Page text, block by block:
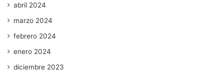
abril 2024
marzo 2024
febrero 2024
enero 2024
diciembre 2023